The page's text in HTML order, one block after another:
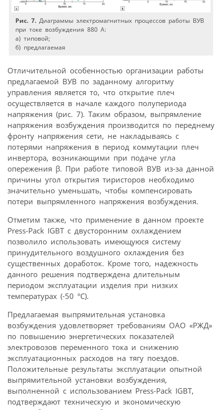
Рис. 7. Диаграммы электромагнитных процессов работы ВУВ
при токе возбуждения 880 А:
а) типовой;
б) предлагаемая
Отличительной особенностью организации работы
предлагаемой ВУВ по заданному алгоритму
управления является то, что открытие плеч
осуществляется в начале каждого полупериода
напряжения (рис. 7). Таким образом, выпрямление
напряжения возбуждения производится по переднему
фронту напряжения сети, не накладываясь с
потерями напряжения в период коммутации плеч
инвертора, возникающими при подаче угла
опережения β. При работе типовой ВУВ из-за данной
причины угол открытия тиристоров необходимо
значительно уменьшать, чтобы компенсировать
потери выпрямленного напряжения возбуждения.
Отметим также, что применение в данном проекте
Press-Pack IGBT с двусторонним охлаждением
позволило использовать имеющуюся систему
принудительного воздушного охлаждения без
существенных доработок. Кроме того, надежность
данного решения подтверждена длительным
периодом эксплуатации изделия при низких
температурах (-50 °C).
Предлагаемая выпрямительная установка
возбуждения удовлетворяет требованиям ОАО «РЖД»
по повышению энергетических показателей
электровозов переменного тока и снижению
эксплуатационных расходов на тягу поездов.
Положительные результаты эксплуатации опытной
выпрямительной установки возбуждения,
выполненной с использованием Press-Pack IGBT,
подтверждают техническую и экономическую